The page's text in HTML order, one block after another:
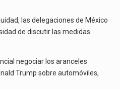
las delegaciones de México
de discutir las medidas
negociar los aranceles
Trump sobre automóviles,